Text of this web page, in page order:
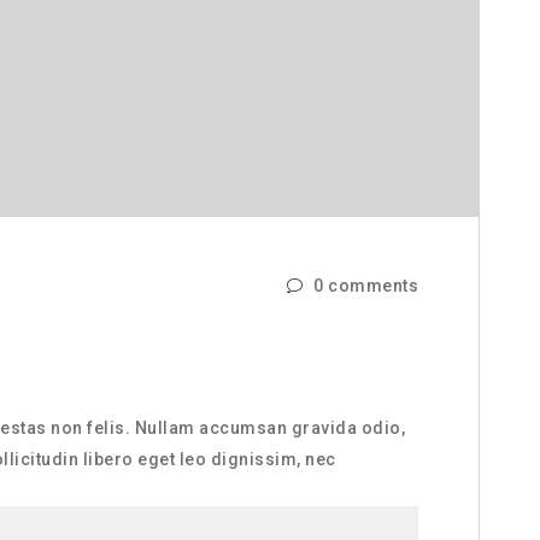
0 comments
non felis. Nullam accumsan gravida odio,
libero eget leo dignissim, nec